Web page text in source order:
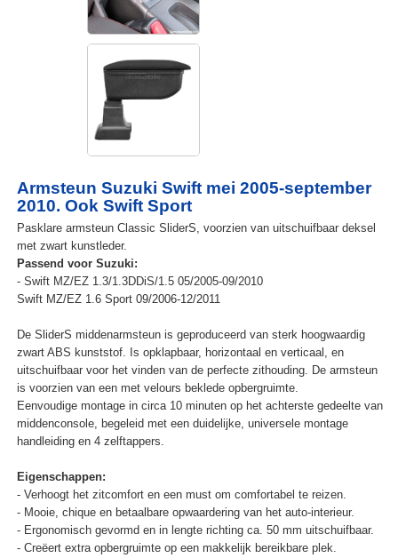
Armsteun Suzuki Swift mei 2005-september
2010. Ook Swift Sport
Pasklare armsteun Classic SliderS, voorzien van uitschuifbaar deksel
met zwart kunstleder.
Passend voor Suzuki:
- Swift MZ/EZ 1.3/1.3DDiS/1.5 05/2005-09/2010
Swift MZ/EZ 1.6 Sport 09/2006-12/2011
De SliderS middenarmsteun is geproduceerd van sterk hoogwaardig
zwart ABS kunststof. Is opklapbaar, horizontaal en verticaal, en
uitschuifbaar voor het vinden van de perfecte zithouding. De armsteun
is voorzien van een met velours beklede opbergruimte.
Eenvoudige montage in circa 10 minuten op het achterste gedeelte van
middenconsole, begeleid met een duidelijke, universele montage
handleiding en 4 zelftappers.
Eigenschappen:
- Verhoogt het zitcomfort en een must om comfortabel te reizen.
- Mooie, chique en betaalbare opwaardering van het auto-interieur.
- Ergonomisch gevormd en in lengte richting ca. 50 mm uitschuifbaar.
- Creëert extra opbergruimte op een makkelijk bereikbare plek.